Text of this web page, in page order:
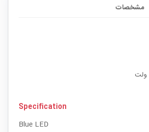
مشخصات
Specification
Blue LED